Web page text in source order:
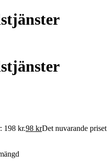
198 kr.98 krDet nuvarande priset